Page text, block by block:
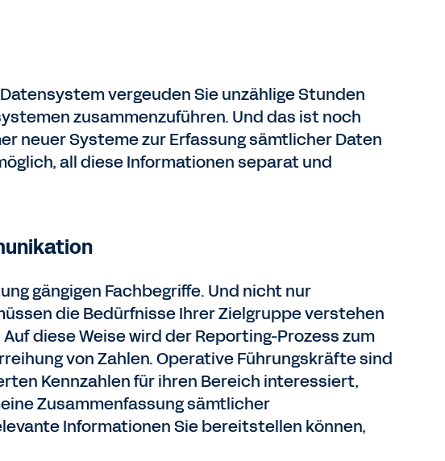
vergeuden Sie unzählige Stunden
zusammenzuführen. Und das ist noch
neuer Systeme zur Erfassung sämtlicher Daten
all diese Informationen separat und
gängigen Fachbegriffe. Und nicht nur
die Bedürfnisse Ihrer Zielgruppe verstehen
diese Weise wird der Reporting-Prozess zum
von Zahlen. Operative Führungskräfte sind
Kennzahlen für ihren Bereich interessiert,
Zusammenfassung sämtlicher
Informationen Sie bereitstellen können,